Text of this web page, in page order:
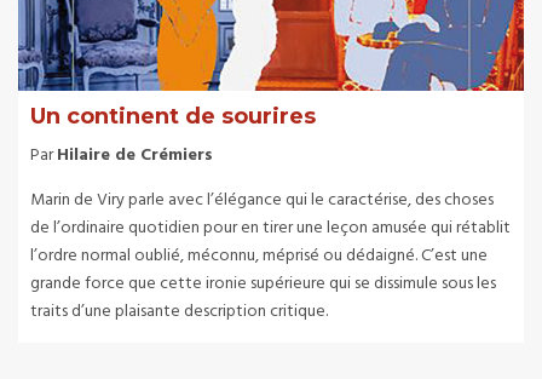
Un continent de sourires
ParHilaire de Crémiers
Marin de Viry parle avec l’élégance qui le caractérise, des choses
de l’ordinaire quotidien pour en tirer une leçon amusée qui rétablit
l’ordre normal oublié, méconnu, méprisé ou dédaigné. C’est une
grande force que cette ironie supérieure qui se dissimule sous les
traits d’une plaisante description critique.